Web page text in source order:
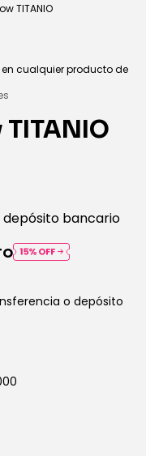
TITANIO
cualquier producto de
bancario
o depósito